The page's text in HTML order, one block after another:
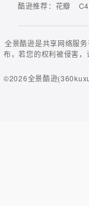
酷逊推荐： 花瓣
全景酷逊是共享网络服
布，若您的权利被侵害
©2026全景酷逊